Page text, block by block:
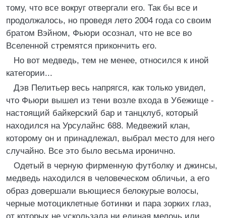
тому, что все вокруг отвергали его. Так бы все и
продолжалось, но проведя лето 2004 года со своим
братом Вэйном, Фьюри осознал, что не все во
Вселенной стремятся прикончить его.
Но вот медведь, тем не менее, относился к иной
категории...
Дэв Пелитьер весь напрягся, как только увидел,
что Фьюри вышел из тени возле входа в Убежище -
настоящий байкерский бар и танцклуб, который
находился на Урсулайнс 688. Медвежий клан,
которому он и принадлежал, выбрал место для него
случайно. Все это было весьма иронично.
Одетый в черную фирменную футболку и джинсы,
медведь находился в человеческом обличьи, а его
образ довершали вьющиеся белокурые волосы,
черные мотоциклетные ботинки и пара зорких глаз,